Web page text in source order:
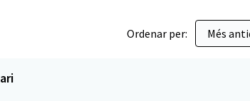
Ordenar per: